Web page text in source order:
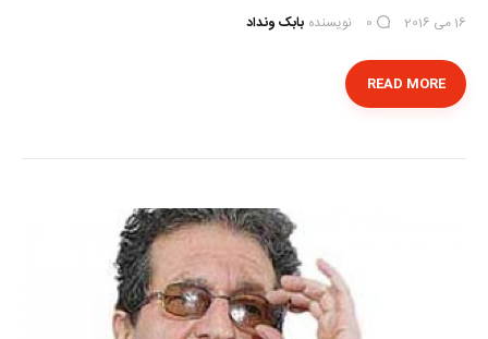
16 می 2016 0 نویسنده بابک ونداد
READ MORE